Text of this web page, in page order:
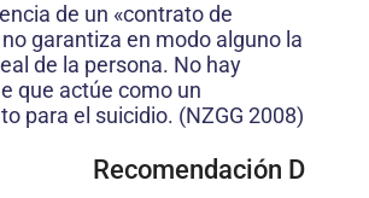
de un «contrato de
garantiza en modo alguno la
de la persona. No hay
que actúe como un
para el suicidio. (NZGG 2008)
Recomendación D